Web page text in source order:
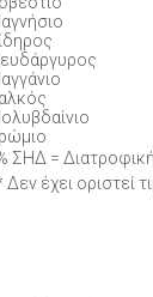
ΣΗΔ =
Δεν έχει οριστεί